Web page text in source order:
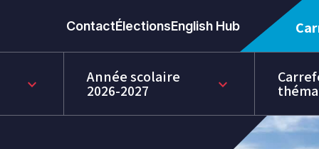
ContactÉlectionsEnglish Hub
keyboard_arrow_down Année scolaire
2026-2027 keyboard_arrow_down